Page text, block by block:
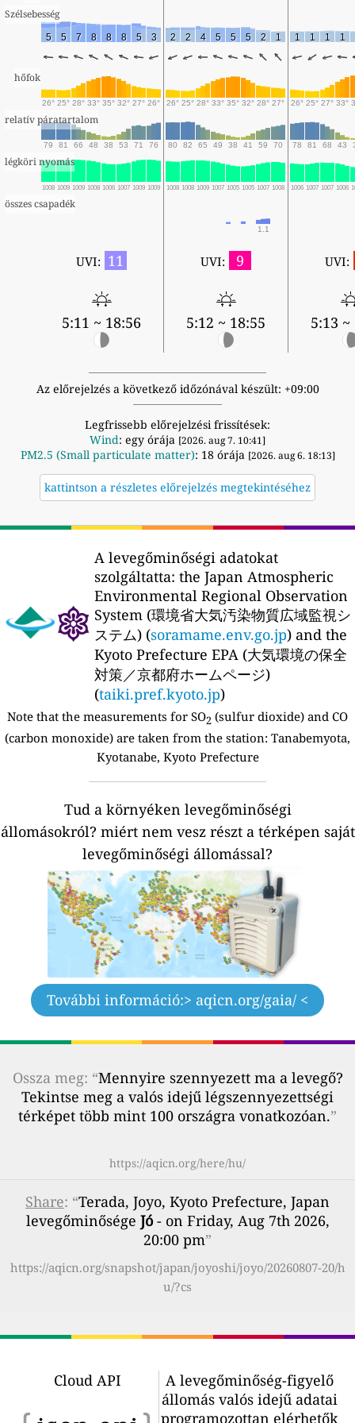
Szélsebesség
5 5 7 8 8 8 5 3 2 2 4 5 5 5 2 1 1 1 1 1
hőfok
26° 25° 28° 33° 35° 32° 27° 26° 26° 25° 28° 33° 35° 32° 28° 27° 26° 25° 27° 33°
relatív páratartalom
79 81 66 48 38 53 71 76 80 82 65 49 38 41 59 70 78 81 68 43
légköri nyomás
1008 1009 1009 1008 1006 1007 1009 1009 1008 1008 1009 1007 1005 1005 1007 1008 1006 1007 1007 1006
összes csapadék
1.1
UVI: 11
5:11 ~ 18:56
UVI: 9
5:12 ~ 18:55
UVI:
5:13 ~
Az előrejelzés a következő időzónával készült: +09:00
Legfrissebb előrejelzési frissítések:
Wind: egy órája [2026. aug 7. 10:41]
PM2.5 (Small particulate matter): 18 órája [2026. aug 6. 18:13]
kattintson a részletes előrejelzés megtekintéséhez
A levegőminőségi adatokat
szolgáltatta: the Japan Atmospheric
Environmental Regional Observation
System (環境省大気汚染物質広域監視シ
ステム) (soramame.env.go.jp) and the
Kyoto Prefecture EPA (大気環境の保全
対策／京都府ホームページ)
(taiki.pref.kyoto.jp)
Note that the measurements for SO2 (sulfur dioxide) and CO
(carbon monoxide) are taken from the station: Tanabemyota,
Kyotanabe, Kyoto Prefecture
Tud a környéken levegőminőségi
állomásokról? miért nem vesz részt a térképen saját
levegőminőségi állomással?
További információ:> aqicn.org/gaia/ <
Ossza meg: “Mennyire szennyezett ma a levegő?
Tekintse meg a valós idejű légszennyezettségi
térképet több mint 100 országra vonatkozóan.”
https://aqicn.org/here/hu/
Share: “Terada, Joyo, Kyoto Prefecture, Japan
levegőminősége Jó- on Friday, Aug 7th 2026,
20:00 pm”
https://aqicn.org/snapshot/japan/joyoshi/joyo/20260807-20/h
u/?cs
Cloud API
A levegőminőség-figyelő
állomás valós idejű adatai
programozottan elérhetők